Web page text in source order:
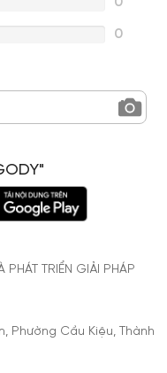
0
TRIỂN GIẢI PHÁP
Phường Cầu Kiệu, Thành